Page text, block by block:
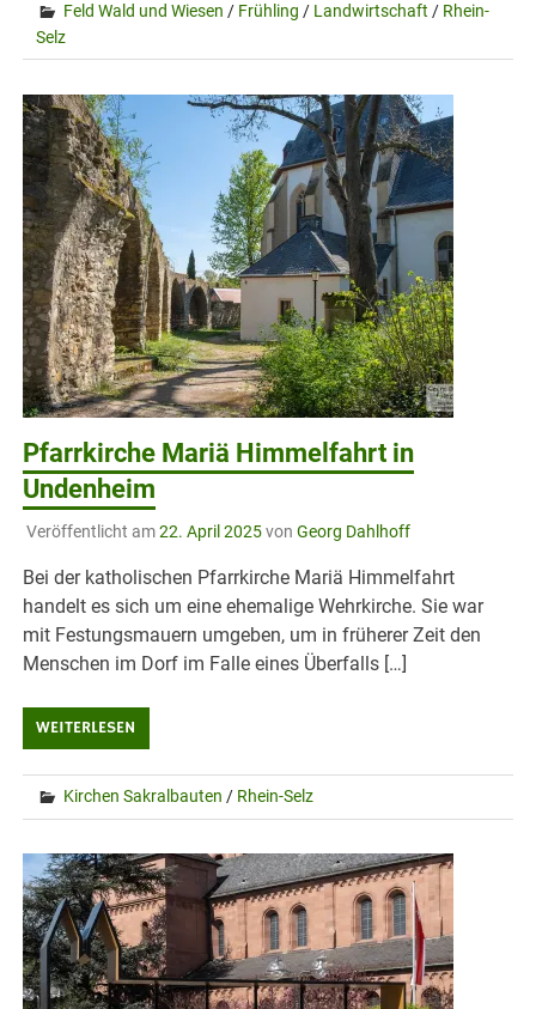
Feld Wald und Wiesen / Frühling / Landwirtschaft / Rhein-
Selz
Pfarrkirche Mariä Himmelfahrt in
Undenheim
Veröffentlicht am22. April 2025von Georg Dahlhoff
Bei der katholischen Pfarrkirche Mariä Himmelfahrt
handelt es sich um eine ehemalige Wehrkirche. Sie war
mit Festungsmauern umgeben, um in früherer Zeit den
Menschen im Dorf im Falle eines Überfalls […]
WEITERLESEN
Kirchen Sakralbauten / Rhein-Selz